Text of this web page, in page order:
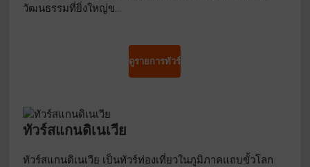
วัฒนธรรมที่ยิ่งใหญ่ข…
ดูรายการทัวร์
ทัวร์สแกนดิเนเวีย
ทัวร์สแกนดิเนเวีย เป็นทัวร์ท่องเที่ยวในภูมิภาคแถบขั้วโลก